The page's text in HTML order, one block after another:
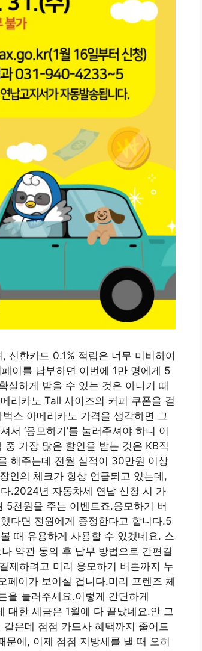
신한카드 0.1% 적립은 너무 미비하여
이를 납부하면 이번에 1만 명에게 5
실하게 받을 수 있는 것은 아니기 때
리카노 Tall 사이즈의 커피 쿠폰을 걸
스 아메리카노 가격을 생각하면 그
‘응모하기’를 눌러주셔야 하니 이
가장 많은 할인을 받는 것은 KB직
해주는데 전월 실적이 30만원 이상
인의 체크가 항상 언급되고 있는데,
.2024년 자동차세 연납 신청 시 가
천원을 주는 이벤트죠.응모하기 버
다면 전원에게 증정한다고 합니다.5
때 유용하게 사용할 수 있겠네요. 스
약관 동의 후 납부 방법으로 간편결
제하려고 미리 응모하기 버튼까지 누
페이가 보이실 겁니다.미리 프렌즈 체
을 눌러주세요.이렇게 간단하게
대한 세금은 1월에 다 끝났네요.안 그
은데 점점 카드사 혜택까지 줄어드
에, 이제 점점 지방세를 낼 때 오히